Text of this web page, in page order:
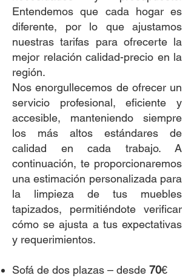
Entendemos que cada hogar es
diferente, por lo que ajustamos
nuestras tarifas para ofrecerte la
mejor relación calidad-precio en la
región.
Nos enorgullecemos de ofrecer un
servicio profesional, eficiente y
accesible, manteniendo siempre
los más altos estándares de
calidad en cada trabajo. A
continuación, te proporcionaremos
una estimación personalizada para
la limpieza de tus muebles
tapizados, permitiéndote verificar
cómo se ajusta a tus expectativas
y requerimientos.
Sofá de dos plazas – desde 70€